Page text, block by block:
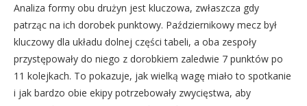
Analiza formy obu drużyn jest kluczowa, zwłaszcza gdy
patrząc na ich dorobek punktowy. Październikowy mecz był
kluczowy dla układu dolnej części tabeli, a oba zespoły
przystępowały do niego z dorobkiem zaledwie 7 punktów po
11 kolejkach. To pokazuje, jak wielką wagę miało to spotkanie
i jak bardzo obie ekipy potrzebowały zwycięstwa, aby